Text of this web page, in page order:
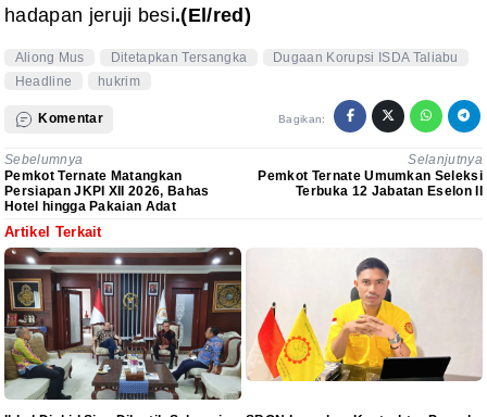
hadapan jeruji besi.(El/red)
Aliong Mus Ditetapkan Tersangka
Dugaan Korupsi ISDA Taliabu
Headline
hukrim
Komentar Bagikan:
Sebelumnya
Pemkot Ternate Matangkan
Persiapan JKPI XII 2026, Bahas
Hotel hingga Pakaian Adat
Selanjutnya
Pemkot Ternate Umumkan Seleksi
Terbuka 12 Jabatan Eselon II
Artikel Terkait